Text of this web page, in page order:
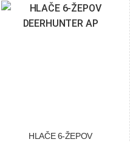
HLAČE 6-ŽEPOV